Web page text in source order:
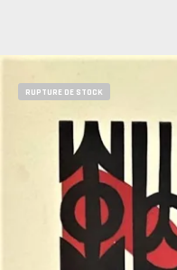
RUPTURE DE STOCK